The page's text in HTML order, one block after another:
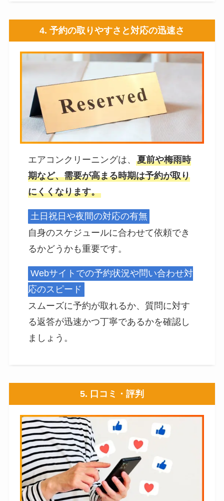
4. 予約の取りやすさと対応の迅速さ
エアコンクリーニングは、夏前や梅雨時
期など、需要が高まる時期は予約が取り
にくくなります。
土日祝日や夜間の対応の有無
自身のスケジュールに合わせて依頼でき
るかどうかも重要です。
Webサイトでの予約状況や問い合わせ対
応のスピード
スムーズに予約が取れるか、質問に対す
る返答が迅速かつ丁寧であるかを確認し
ましょう。
5. 口コミ・評判